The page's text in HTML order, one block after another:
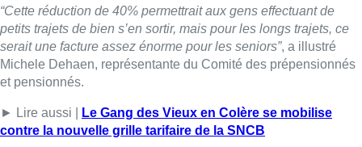
“Cette réduction de 40% permettrait aux gens effectuant de
petits trajets de bien s’en sortir, mais pour les longs trajets, ce
serait une facture assez énorme pour les seniors”, a illustré
Michele Dehaen, représentante du Comité des prépensionnés
et pensionnés.
► Lire aussi |
Le Gang des Vieux en Colère se mobilise
contre la nouvelle grille tarifaire de la SNCB